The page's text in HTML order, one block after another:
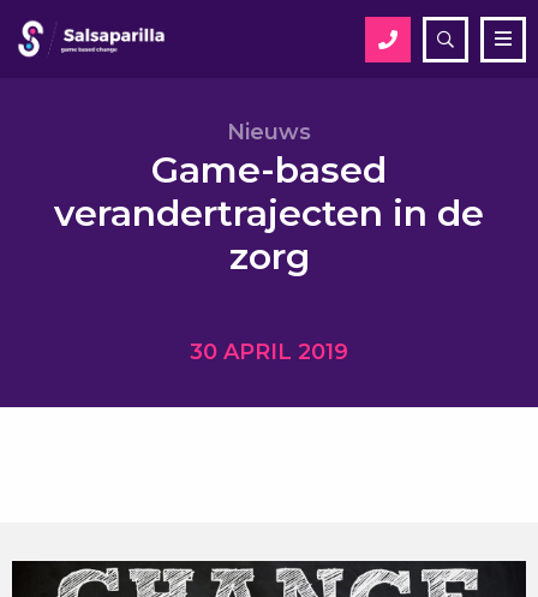
Open
zoekveld
Zoek
Nieuws
Game-based
verandertrajecten in de
zorg
30 APRIL 2019